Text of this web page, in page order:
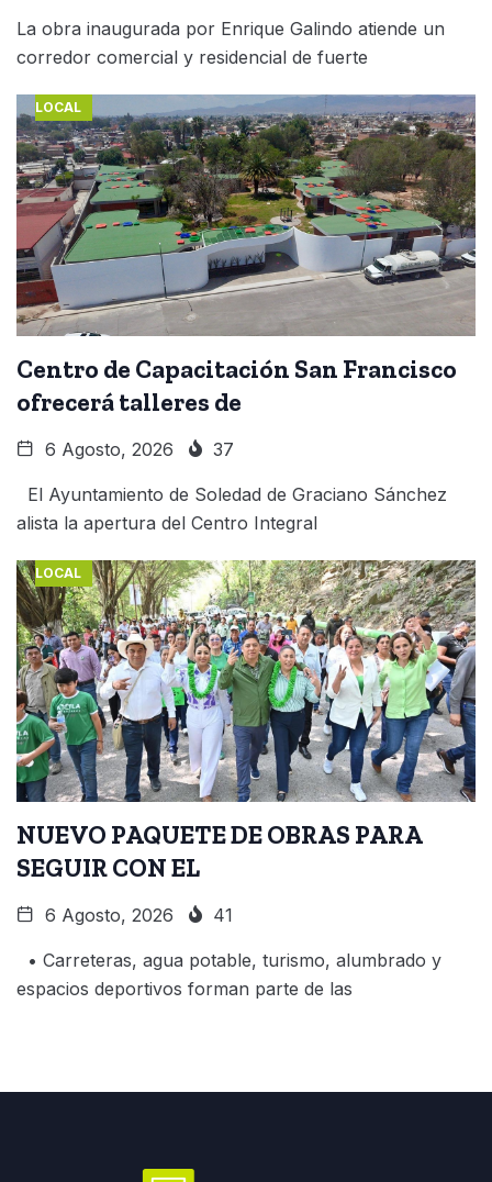
La obra inaugurada por Enrique Galindo atiende un
corredor comercial y residencial de fuerte
LOCAL
Centro de Capacitación San Francisco
ofrecerá talleres de
6 Agosto, 2026 37
El Ayuntamiento de Soledad de Graciano Sánchez
alista la apertura del Centro Integral
LOCAL
NUEVO PAQUETE DE OBRAS PARA
SEGUIR CON EL
6 Agosto, 2026 41
• Carreteras, agua potable, turismo, alumbrado y
espacios deportivos forman parte de las